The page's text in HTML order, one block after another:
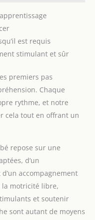
panneau de l'histoire
animale, peuvent les
rangée du bas. Et sur le
panneau des chiffres, ils
peuvent compter avec
Busy board bebe
DÉVELOPPEMENT DES
COMPÉTENCES ET DES
CAPACITÉS COGNITIVES -
Montessori, les enfants
fine. Son format de
mallette avec poignées en
fait un jouet organisé, et
le boutonner. Jouet
voyage pour partir en
voiture comme
alternative aux écrans
d'heures de
est requis
stimulant et sûr
premiers pas
Chaque
rythme, et notre
cela tout en offrant un
repose sur une
d’un
accompagnement
la motricité libre,
et soutenir
sont autant de moyens